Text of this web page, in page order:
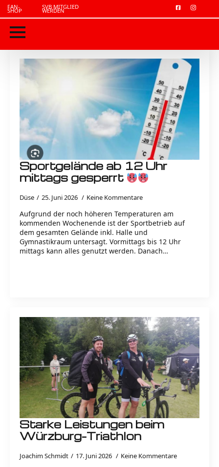
FAN-
SHOP
SVB MITGLIED
WERDEN
Sportgelände ab 12 Uhr
mittags gesperrt
Düse 25. Juni 2026 Keine Kommentare
Aufgrund der noch höheren Temperaturen am
kommenden Wochenende ist der Sportbetrieb auf
dem gesamten Gelände inkl. Halle und
Gymnastikraum untersagt. Vormittags bis 12 Uhr
mittags kann alles genutzt werden. Danach…
Starke Leistungen beim
Würzburg-Triathlon
Joachim Schmidt 17. Juni 2026 Keine Kommentare